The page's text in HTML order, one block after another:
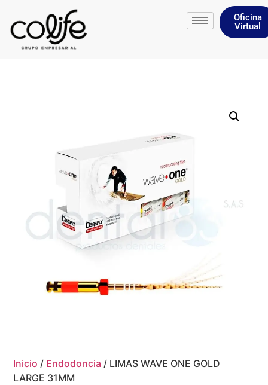
Oficina
Virtual
Inicio / Endodoncia / LIMAS WAVE ONE GOLD
LARGE 31MM